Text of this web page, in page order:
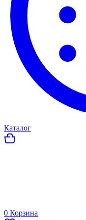
Каталог
0 Корзина